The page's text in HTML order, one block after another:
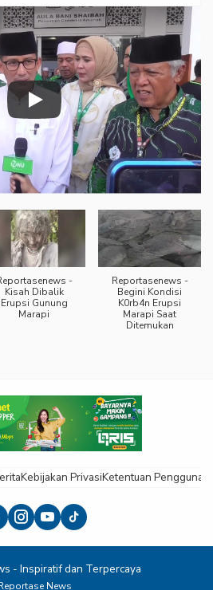
-
Kisah Dibalik
Erupsi Gunung
Marapi
Reportasenews -
Begini Kondisi
K0rb4n Erupsi
Marapi Saat
Ditemukan
Kebijakan PrivasiKetentuan Pengguna
- Inspiratif dan Terpercaya
News